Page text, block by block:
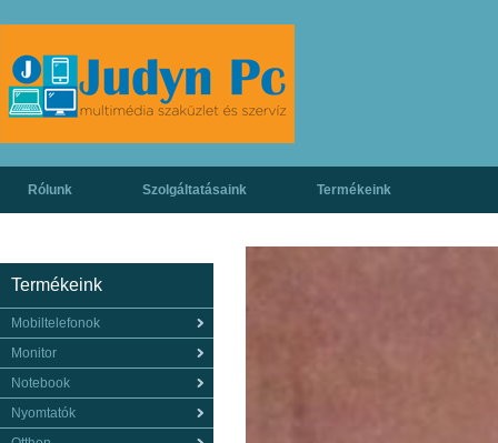
Rólunk Szolgáltatásaink Termékeink
Termékeink
Mobiltelefonok
Monitor
Notebook
Nyomtatók